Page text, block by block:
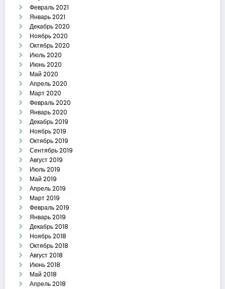
Февраль 2021
Январь 2021
Декабрь 2020
Ноябрь 2020
Октябрь 2020
Июль 2020
Июнь 2020
Май 2020
Апрель 2020
Март 2020
Февраль 2020
Январь 2020
Декабрь 2019
Ноябрь 2019
Октябрь 2019
Сентябрь 2019
Август 2019
Июль 2019
Май 2019
Апрель 2019
Март 2019
Февраль 2019
Январь 2019
Декабрь 2018
Ноябрь 2018
Октябрь 2018
Август 2018
Июнь 2018
Май 2018
Апрель 2018